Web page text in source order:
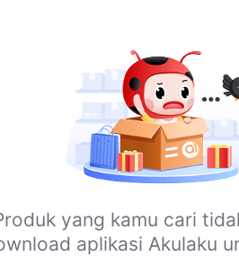
yang kamu cari
aplikasi Akulaku